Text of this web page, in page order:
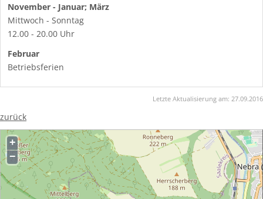
November - Januar; März
Mittwoch - Sonntag
12.00 - 20.00 Uhr
Februar
Betriebsferien
Letzte Aktualisierung am: 27.09.2016
zurück
+
−